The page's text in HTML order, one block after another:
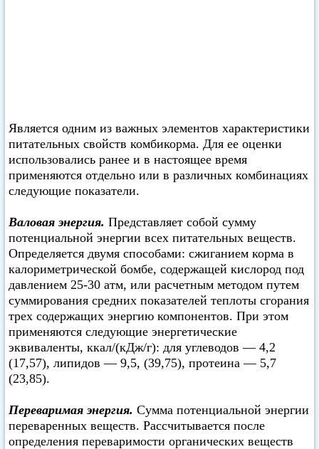
Является одним из важных элементов характеристики
питательных свойств комбикорма. Для ее оценки
использовались ранее и в настоящее время
применяются отдельно или в различных комбинациях
следующие показатели.
Валовая энергия. Представляет собой сумму
потенциальной энергии всех питательных веществ.
Определяется двумя способами: сжиганием корма в
калориметрической бомбе, содержащей кислород под
давлением 25-30 атм, или расчетным методом путем
суммирования средних показателей теплоты сгорания
трех содержащих энергию компонентов. При этом
применяются следующие энергетические
эквиваленты, ккал/(кДж/г): для углеводов — 4,2
(17,57), липидов — 9,5, (39,75), протеина — 5,7
(23,85).
Переваримая энергия. Сумма потенциальной энергии
переваренных веществ. Рассчитывается после
определения переваримости органических веществ